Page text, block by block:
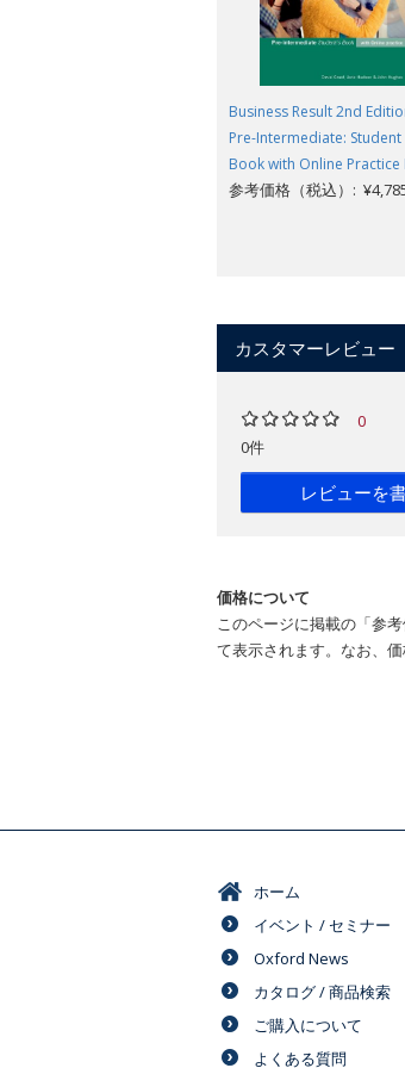
Business Result 2nd
Pre-Intermediate: Student
Book with Online Practice
参考価格（税込）:
カスタマーレビュー
0
0件
レビューを
価格について
このページに掲載の「参
て表示されます。なお、
ホーム
イベント / セミナー
Oxford News
カタログ / 商品検索
ご購入について
よくある質問